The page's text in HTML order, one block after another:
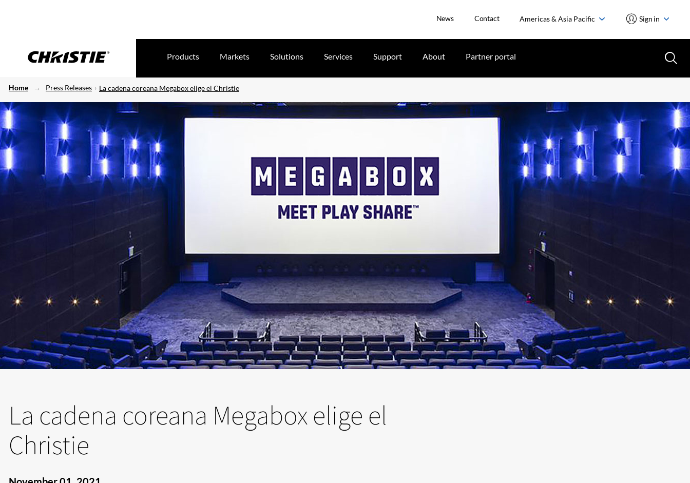
News Contact Americas & Asia Pacific Sign in
Products Markets Solutions Services Support About Partner portal
Home Press Releases La cadena coreana Megabox elige el Christie
La cadena coreana Megabox elige el
Christie